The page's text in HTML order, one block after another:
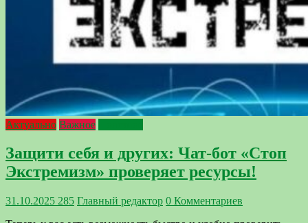
Актуально Важное
Защити себя и других: Чат-бот «Стоп
Экстремизм» проверяет ресурсы!
31.10.2025 285 Главный редактор 0 Комментариев